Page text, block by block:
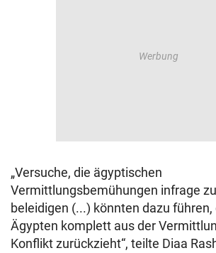
„Versuche, die ägyptischen
Vermittlungsbemühungen infrage
beleidigen (...) könnten dazu führen,
Ägypten komplett aus der
Konflikt zurückzieht“, teilte Diaa